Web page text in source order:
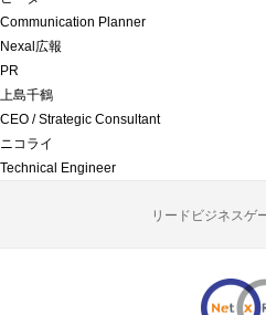
Communication Planner
Nexal広報
PR
上島千鶴
CEO / Strategic Consultant
ニコライ
Technical Engineer
リードビジネスゲ